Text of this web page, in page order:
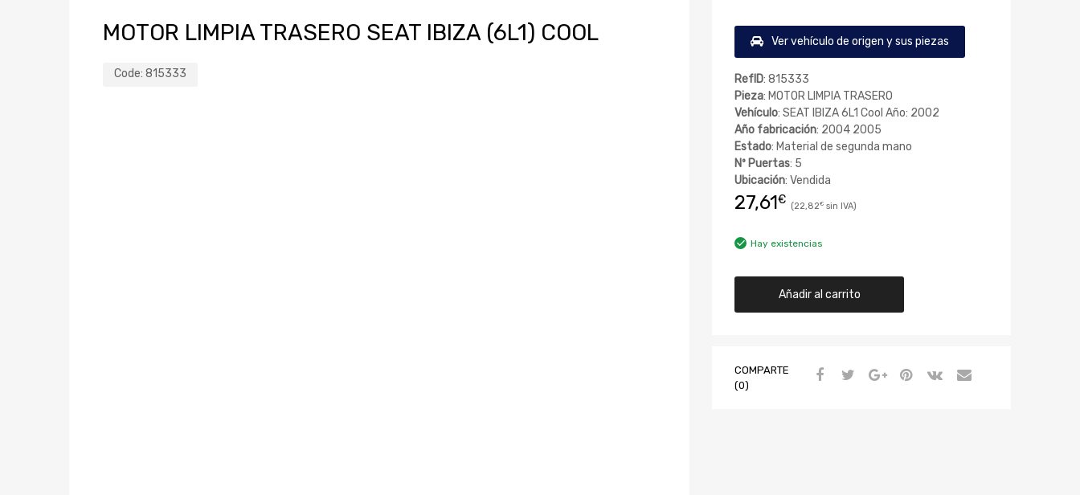
MOTOR LIMPIA TRASERO SEAT IBIZA (6L1) COOL
Code: 815333
Ver vehículo de origen y sus piezas
RefID: 815333
Pieza: MOTOR LIMPIA TRASERO
Vehículo: SEAT IBIZA 6L1 Cool Año: 2002
Año fabricación: 2004 2005
Estado: Material de segunda mano
Nº Puertas: 5
Ubicación: Vendida
27,61€ 22,82€
Hay existencias
Añadir al carrito
COMPARTE
(0)